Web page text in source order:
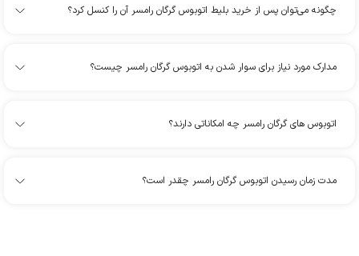
چگونه می‌توان پس از خرید بلیط اتوبوس گرگان رامسر آن را کنسل کرد؟
مدارک مورد نیاز برای سوار شدن به اتوبوس گرگان رامسر چیست؟
اتوبوس های گرگان رامسر چه امکاناتی دارند؟
مدت زمان رسیدن اتوبوس گرگان رامسر چقدر است؟